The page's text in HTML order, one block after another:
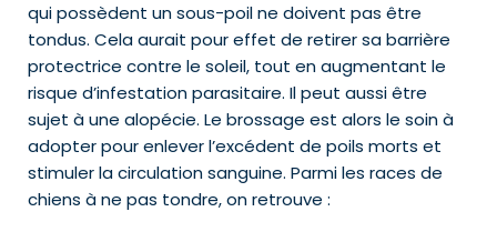
qui possèdent un sous-poil ne doivent pas être
tondus. Cela aurait pour effet de retirer sa barrière
protectrice contre le soleil, tout en augmentant le
risque d’infestation parasitaire. Il peut aussi être
sujet à une alopécie. Le brossage est alors le soin à
adopter pour enlever l’excédent de poils morts et
stimuler la circulation sanguine. Parmi les races de
chiens à ne pas tondre, on retrouve :